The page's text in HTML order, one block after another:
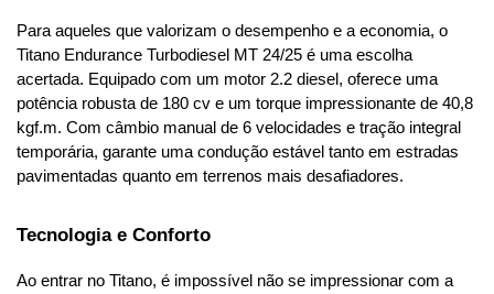
Para aqueles que valorizam o desempenho e a economia, o
Titano Endurance Turbodiesel MT 24/25 é uma escolha
acertada. Equipado com um motor 2.2 diesel, oferece uma
potência robusta de 180 cv e um torque impressionante de 40,8
kgf.m. Com câmbio manual de 6 velocidades e tração integral
temporária, garante uma condução estável tanto em estradas
pavimentadas quanto em terrenos mais desafiadores.
Tecnologia e Conforto
Ao entrar no Titano, é impossível não se impressionar com a